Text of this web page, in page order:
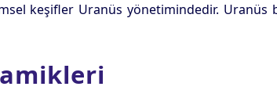
keşifler Uranüs yönetimindedir. Uranüs